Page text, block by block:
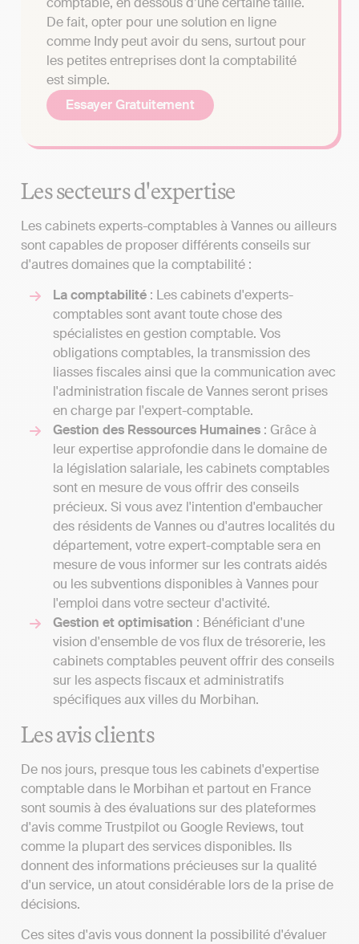
De fait, opter pour une solution en ligne
comme Indy peut avoir du sens, surtout pour
les petites entreprises dont la comptabilité
est simple.
Essayer Gratuitement
Les secteurs d'expertise
Les cabinets experts-comptables à Vannes ou ailleurs
sont capables de proposer différents conseils sur
d'autres domaines que la comptabilité :
La comptabilité : Les cabinets d'experts-
comptables sont avant toute chose des
spécialistes en gestion comptable. Vos
obligations comptables, la transmission des
liasses fiscales ainsi que la communication avec
l'administration fiscale de Vannes seront prises
en charge par l'expert-comptable.
Gestion des Ressources Humaines : Grâce à
leur expertise approfondie dans le domaine de
la législation salariale, les cabinets comptables
sont en mesure de vous offrir des conseils
précieux. Si vous avez l'intention d'embaucher
des résidents de Vannes ou d'autres localités du
département, votre expert-comptable sera en
mesure de vous informer sur les contrats aidés
ou les subventions disponibles à Vannes pour
l'emploi dans votre secteur d'activité.
Gestion et optimisation : Bénéficiant d'une
vision d'ensemble de vos flux de trésorerie, les
cabinets comptables peuvent offrir des conseils
sur les aspects fiscaux et administratifs
spécifiques aux villes du Morbihan.
Les avis clients
De nos jours, presque tous les cabinets d'expertise
comptable dans le Morbihan et partout en France
sont soumis à des évaluations sur des plateformes
d'avis comme Trustpilot ou Google Reviews, tout
comme la plupart des services disponibles. Ils
donnent des informations précieuses sur la qualité
d'un service, un atout considérable lors de la prise de
décisions.
Ces sites d'avis vous donnent la possibilité d'évaluer